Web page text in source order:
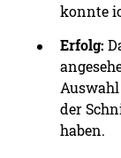
konnte
Erfolg:
der
haben.